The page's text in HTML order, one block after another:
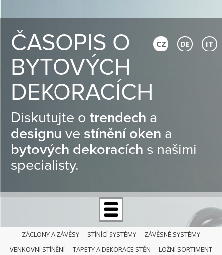
ČASOPIS O
BYTOVÝCH
DEKORACÍCH
Diskutujte otrendech a
designu ve stínění oken a
bytových dekoracích s našimi
specialisty.
CZ DE IT
ZÁCLONY A ZÁVĚSY STÍNÍCÍ SYSTÉMY
ZÁVĚSNÉ SYSTÉMY
VENKOVNÍ STÍNĚNÍ
TAPETY A DEKORACE STĚN
LOŽNÍ SORTIMENT